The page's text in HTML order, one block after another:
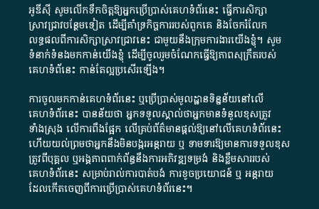
អូឌីស៊ី សូមលើកទឹកចិត្តឱ្យអ្នកប្រើប្រាស់គេហទំព័រនេះ ធ្វើការសិក្សា
ស្រាវជ្រាវបន្ថែមទៀត ដើម្បីគាំទ្រកិច្ចការ​របស់ពួកគេ និងចែករំលែក
លទ្ធផលពីការសិក្សាស្រាវជ្រាវនេះ ជាមួយនឹងក្រុមការងារយើងខ្ញុំ។ សូម
ទំនាក់ទំនងមកកាន់យើងខ្ញុំ ដើម្បីចូលរួមចំណែកធ្វើឱ្យភាពសុក្រឹតរបស់
គេហទំព័នេះ កាន់តែល្អប្រសើរឡើង។
ការចូលមកកាន់គេហទំព័រនេះ ឬប្រើប្រាស់មូលដ្ឋានទិន្នន័យនៅលើ
គេហទំព័រនេះ បានន័យថា អ្នកទទួលស្គាល់ថាអ្នកមានទំនួលខុសត្រូវ
ទាំងស្រុង លើការពឹងផ្អែក លើគ្រប់ព័ត៌មានផ្តល់ឱ្យនៅលើគេហទំព័រនេះ
ហើយយល់ព្រមថាអ្នកនឹងមិនបង្ករអន្តរាយ ឬ ទាមទារ​ឱ្យមានការទទួលខុស​
ត្រូវពីបុគ្គល ឬអង្គភាពពាក់ព័ន្ធនឹងការអភិវឌ្ឍទម្រង់ និងខ្លឹមសាររបស់
គេហទំព័រនេះ សម្រាប់រាល់ការបាត់បង់ ការខូចប្រយោជន៍ ឬ អន្តរាយ
ដែលកើតចេញពីការប្រើប្រាស់គេហទំព័រនេះ។